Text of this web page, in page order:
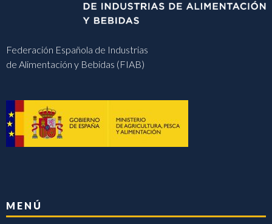
Federación Española de Industrias
de Alimentación y Bebidas (FIAB)
MENÚ